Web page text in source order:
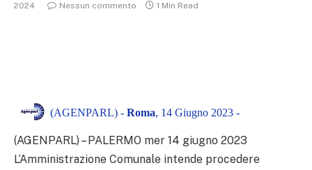
2024
Nessun commento 1 Min Read
(AGENPARL) - Roma, 14 Giugno 2023 -
(AGENPARL) – PALERMO mer 14 giugno 2023
L’Amministrazione Comunale intende procedere